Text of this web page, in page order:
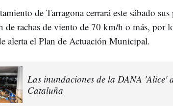
de Tarragona cerrará este sábado
de rachas de viento de 70 km/h o más, por
alerta el Plan de Actuación Municipal.
Las inundaciones de la DANA 'Alice'
Cataluña